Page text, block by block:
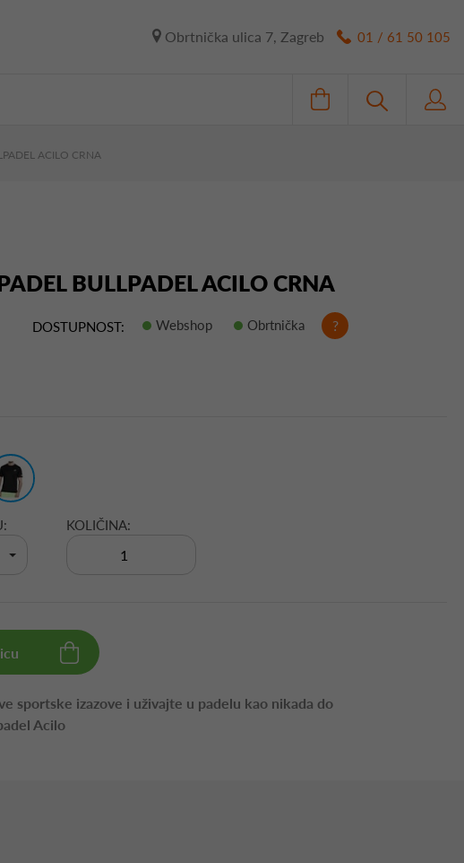
Obrtnička ulica 7, Zagreb 01 / 61 50 105
ACILO CRNA
BULLPADEL ACILO CRNA
DOSTUPNOST: Webshop Obrtnička ?
KOLIČINA:
sportske izazove i uživajte u padelu kao nikada do
Acilo